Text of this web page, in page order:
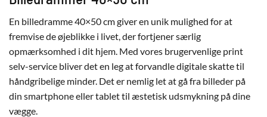
En billedramme 40×50 cm giver en unik mulighed for at
fremvise de øjeblikke i livet, der fortjener særlig
opmærksomhed i dit hjem. Med vores brugervenlige print
selv-service bliver det en leg at forvandle digitale skatte til
håndgribelige minder. Det er nemlig let at gå fra billeder på
din smartphone eller tablet til æstetisk udsmykning på dine
vægge.